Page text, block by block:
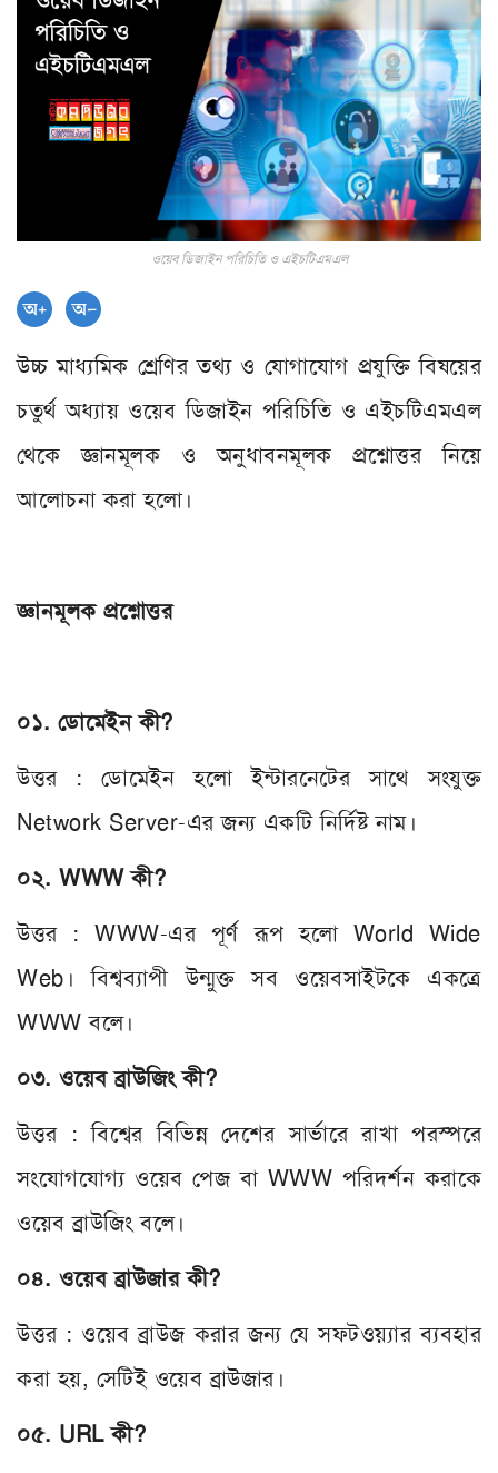
ওয়েব ডিজাইন পরিচিতি ও এইচটিএমএল
উচ্চ মাধ্যমিক শ্রেণির তথ্য ও যোগাযোগ প্রযুক্তি বিষয়ের
চতুর্থ অধ্যায় ওয়েব ডিজাইন পরিচিতি ও এইচটিএমএল
থেকে জ্ঞানমূলক ও অনুধাবনমূলক প্রশ্নোত্তর নিয়ে
আলোচনা করা হলো।
জ্ঞানমূলক প্রশ্নোত্তর
০১. ডোমেইন কী?
উত্তর : ডোমেইন হলো ইন্টারনেটের সাথে সংযুক্ত
Network Server-এর জন্য একটি নির্দিষ্ট নাম।
০২. WWW কী?
উত্তর : WWW-এর পূর্ণ রূপ হলো World Wide
Web। বিশ্বব্যাপী উন্মুক্ত সব ওয়েবসাইটকে একত্রে
WWW বলে।
০৩. ওয়েব ব্রাউজিং কী?
উত্তর : বিশ্বের বিভিন্ন দেশের সার্ভারে রাখা পরস্পরে
সংযোগযোগ্য ওয়েব পেজ বা WWW পরিদর্শন করাকে
ওয়েব ব্রাউজিং বলে।
০৪. ওয়েব ব্রাউজার কী?
উত্তর : ওয়েব ব্রাউজ করার জন্য যে সফটওয়্যার ব্যবহার
করা হয়, সেটিই ওয়েব ব্রাউজার।
০৫. URL কী?